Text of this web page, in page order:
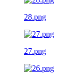
28.png
27.png